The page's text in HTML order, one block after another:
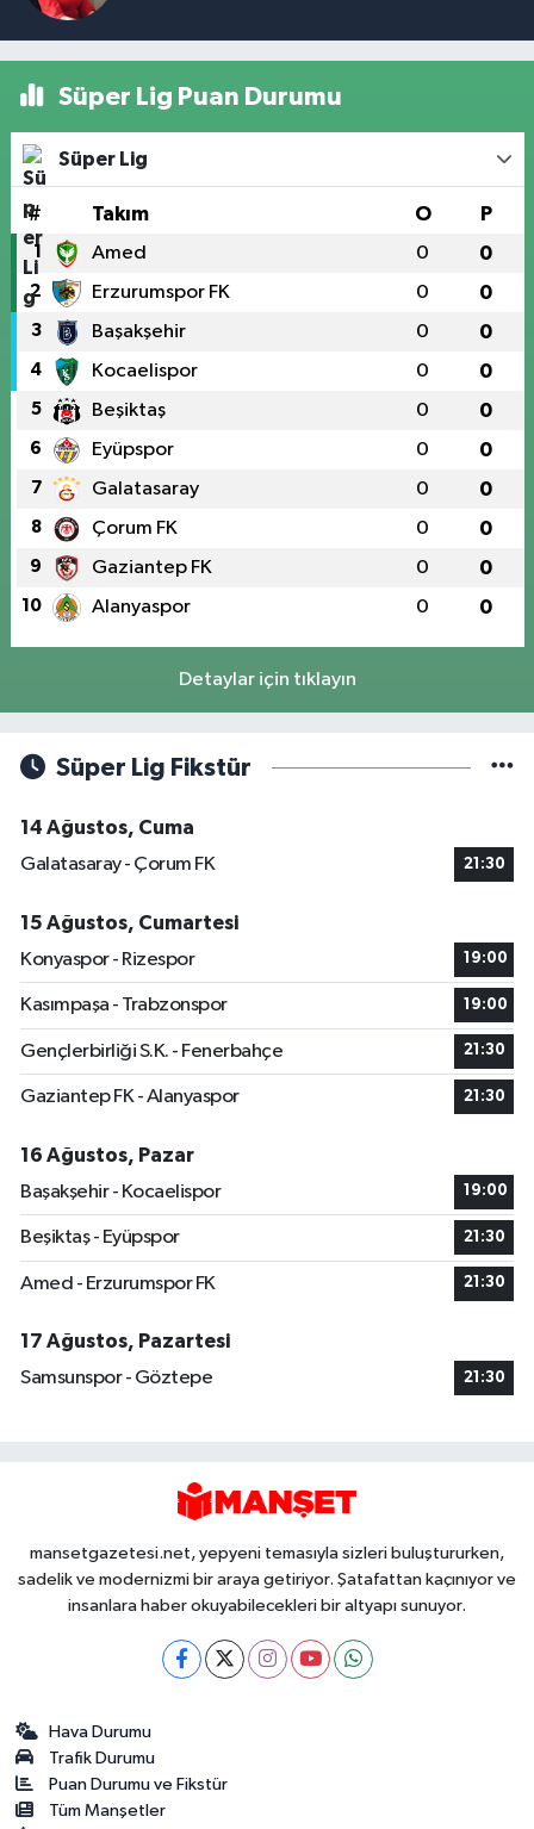
Süper Lig Puan Durumu
Süper Lig
# Takım O P
1 Amed 0 0
2 Erzurumspor FK 0 0
3 Başakşehir 0 0
4 Kocaelispor 0 0
5 Beşiktaş 0 0
6 Eyüpspor 0 0
7 Galatasaray 0 0
8 Çorum FK 0 0
9 Gaziantep FK 0 0
10 Alanyaspor 0 0
Detaylar için tıklayın
Süper Lig Fikstür
14 Ağustos, Cuma
Galatasaray - Çorum FK
21:30
15 Ağustos, Cumartesi
Konyaspor - Rizespor
19:00
Kasımpaşa - Trabzonspor 19:00
Gençlerbirliği S.K. - Fenerbahçe 21:30
Gaziantep FK - Alanyaspor 21:30
16 Ağustos, Pazar
Başakşehir - Kocaelispor
19:00
Beşiktaş - Eyüpspor 21:30
Amed - Erzurumspor FK 21:30
17 Ağustos, Pazartesi
Samsunspor - Göztepe
21:30
mansetgazetesi.net, yepyeni temasıyla sizleri buluştururken,
sadelik ve modernizmi bir araya getiriyor. Şatafattan kaçınıyor ve
insanlara haber okuyabilecekleri bir altyapı sunuyor.
Hava Durumu
Trafik Durumu
Puan Durumu ve Fikstür
Tüm Manşetler